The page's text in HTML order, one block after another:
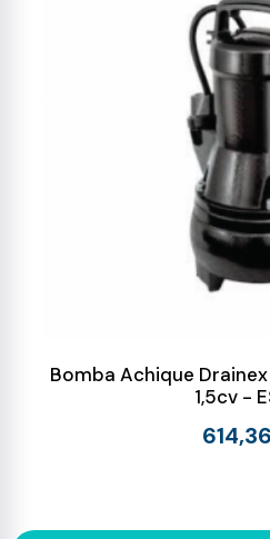
Bomba Achique
1,5cv -